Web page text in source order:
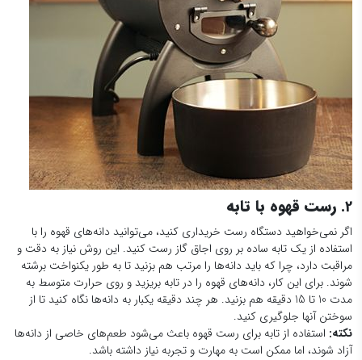
2. رست قهوه با تابه
اگر نمی‌خواهید دستگاه رست خریداری کنید، می‌توانید دانه‌های قهوه را با
استفاده از یک تابه ساده بر روی اجاق گاز رست کنید. این روش نیاز به دقت و
مراقبت دارد، چرا که باید دانه‌ها را مرتب هم بزنید تا به طور یکنواخت برشته
شوند. برای این کار، دانه‌های قهوه را در تابه بریزید و روی حرارت متوسط به
مدت 10 تا 15 دقیقه هم بزنید. هر چند دقیقه یکبار به دانه‌ها نگاه کنید تا از
سوختن آنها جلوگیری کنید.
نکته: استفاده از تابه برای رست قهوه باعث می‌شود طعم‌های خاصی از دانه‌ها
آزاد شوند، اما ممکن است به مهارت و تجربه نیاز داشته باشد.